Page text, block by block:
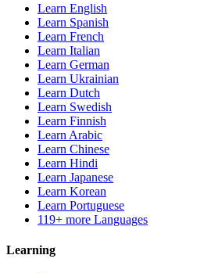
Learn English
Learn Spanish
Learn French
Learn Italian
Learn German
Learn Ukrainian
Learn Dutch
Learn Swedish
Learn Finnish
Learn Arabic
Learn Chinese
Learn Hindi
Learn Japanese
Learn Korean
Learn Portuguese
119+ more Languages
Learning